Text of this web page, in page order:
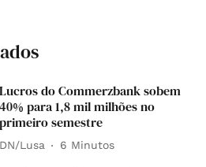
Lucros do Commerzbank sobem
40% para 1,8 mil milhões no
primeiro semestre
DN/Lusa 6 Minutos